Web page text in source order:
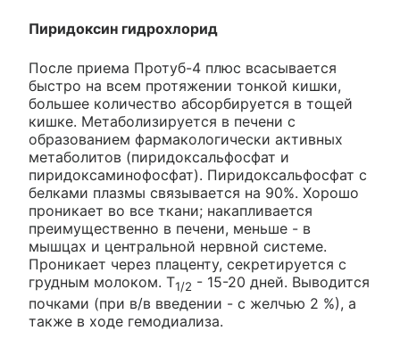
Пиридоксин гидрохлорид
После приема Протуб-4 плюс всасывается
быстро на всем протяжении тонкой кишки,
большее количество абсорбируется в тощей
кишке. Метаболизируется в печени с
образованием фармакологически активных
метаболитов (пиридоксальфосфат и
пиридоксаминофосфат). Пиридоксальфосфат с
белками плазмы связывается на 90%. Хорошо
проникает во все ткани; накапливается
преимущественно в печени, меньше - в
мышцах и центральной нервной системе.
Проникает через плаценту, секретируется с
грудным молоком. T1/2 - 15-20 дней. Выводится
почками (при в/в введении - с желчью 2 %), а
также в ходе гемодиализа.